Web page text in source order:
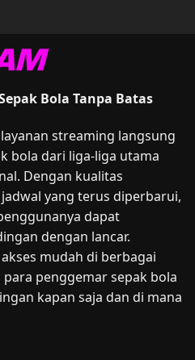
Bola Tanpa Batas
streaming langsung
bola dari liga-liga utama
Dengan kualitas
yang terus diperbarui,
dapat
dengan lancar.
mudah di berbagai
penggemar sepak bola
kapan saja dan di mana